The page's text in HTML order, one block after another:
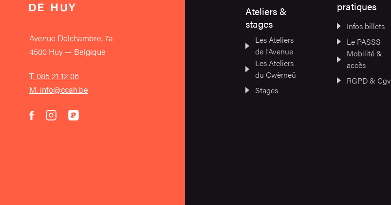
Avenue Delchambre, 7a
4500 Huy — Belgique
T. 085 21 12 06
M. info@ccah.be
facebook
instagram
acast
Ateliers &
stages
Les Ateliers
de l’Avenue
Les Ateliers
du Cwèrneû
Stages
pratiques
Infos billets
Le PASSS
Mobilité &
accès
RGPD & Cgv